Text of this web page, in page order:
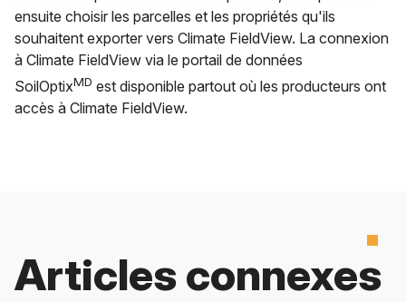
ensuite choisir les parcelles et les propriétés qu'ils
souhaitent exporter vers Climate FieldView. La connexion
à Climate FieldView via le portail de données
SoilOptixMD est disponible partout où les producteurs ont
accès à Climate FieldView.
Articles connexes